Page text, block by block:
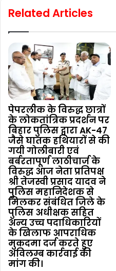
Related Articles
पेपरलीक के विरुद्ध छात्रों
के लोकतांत्रिक प्रदर्शन पर
बिहार पुलिस द्वारा AK-47
जैसे घातक हथियारों से की
गयी गोलीबारी एवं
बर्बरतापूर्ण लाठीचार्ज के
विरुद्ध आज नेता प्रतिपक्ष
श्री तेजस्वी प्रसाद यादव ने
पुलिस महानिदेशक से
मिलकर संबंधित जिले के
पुलिस अधीक्षक सहित
अन्य उच्च पदाधिकारियों
के खिलाफ आपराधिक
मुकदमा दर्ज करते हुए
अविलम्ब कार्रवाई की
मांग की।